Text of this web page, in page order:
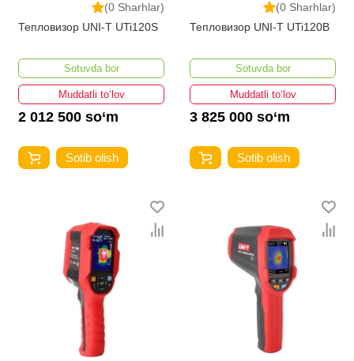
(0 Sharhlar)
Тепловизор UNI-T UTi120S
Sotuvda bor
Muddatli to‘lov
2 012 500 so‘m
Sotib olish
(0 Sharhlar)
Тепловизор UNI-T UTi120B
Sotuvda bor
Muddatli to‘lov
3 825 000 so‘m
Sotib olish